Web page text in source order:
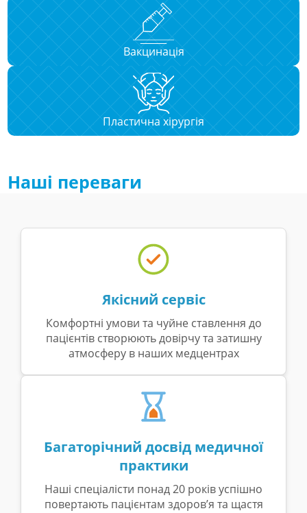
Вакцинація
Пластична хірургія
Наші переваги
Якісний сервіс
Комфортні умови та чуйне ставлення до
пацієнтів створюють довірчу та затишну
атмосферу в наших медцентрах
Багаторічний досвід медичної
практики
Наші спеціалісти понад 20 років успішно
повертають пацієнтам здоров’я та щастя